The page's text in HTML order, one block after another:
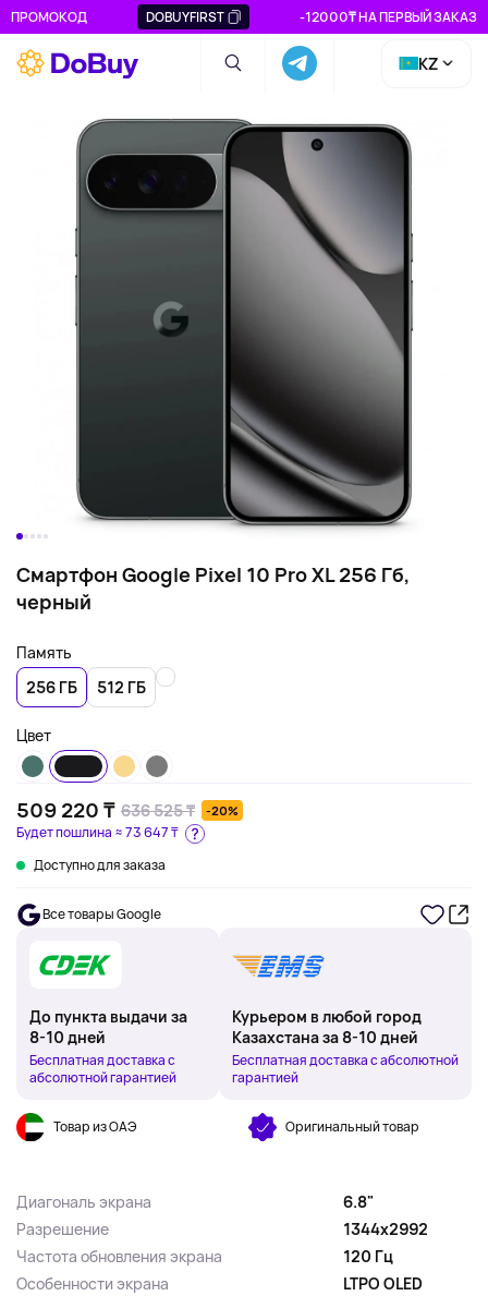
ПРОМОКОД DOBUYFIRST -12000₸ НА ПЕРВЫЙ ЗАКАЗ
KZ
Смартфон Google Pixel 10 Pro XL 256 Гб,
черный
Память
256 ГБ
512 ГБ
Цвет
509 220 ₸ 636 525 ₸ -20%
Доступно для заказа
Будет пошлина ≈73 647 ₸
Все товары Google
До пункта выдачи за
8-10 дней
Бесплатная доставка с
абсолютной гарантией
Курьером в любой город
Казахстана за 8-10 дней
Бесплатная доставка с абсолютной
гарантией
Товар из ОАЭ Оригинальный товар
Диагональ экрана
6.8"
Разрешение
1344x2992
Частота обновления экрана
120 Гц
Особенности экрана
LTPO OLED